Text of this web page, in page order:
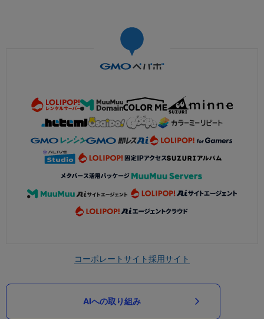
コーポレートサイト採用サイト
AIへの取り組み